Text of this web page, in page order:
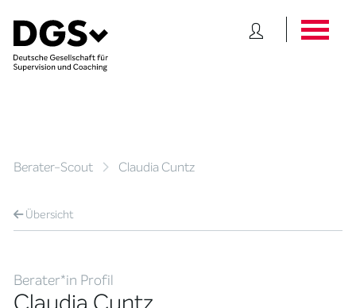
Berater-Scout Claudia Cuntz
Übersicht
Berater*in Profil